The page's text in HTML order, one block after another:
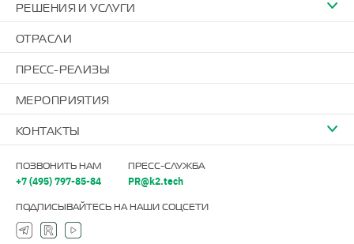
РЕШЕНИЯ И УСЛУГИ
ОТРАСЛИ
ПРЕСС-РЕЛИЗЫ
МЕРОПРИЯТИЯ
КОНТАКТЫ
ПОЗВОНИТЬ НАМ
+7 (495) 797-85-84
ПРЕСС-СЛУЖБА
PR@k2.tech
ПОДПИСЫВАЙТЕСЬ НА НАШИ СОЦСЕТИ